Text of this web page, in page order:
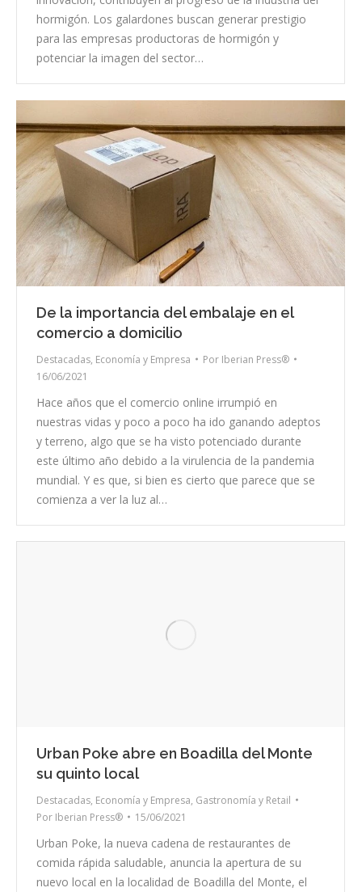
hormigón. Los galardones buscan generar prestigio
para las empresas productoras de hormigón y
potenciar la imagen del sector…
De la importancia del embalaje en el
comercio a domicilio
Destacadas, Economía y Empresa Por Iberian Press®
16/06/2021
Hace años que el comercio online irrumpió en
nuestras vidas y poco a poco ha ido ganando adeptos
y terreno, algo que se ha visto potenciado durante
este último año debido a la virulencia de la pandemia
mundial. Y es que, si bien es cierto que parece que se
comienza a ver la luz al…
Urban Poke abre en Boadilla del Monte
su quinto local
Destacadas, Economía y Empresa, Gastronomía y Retail
Por Iberian Press® 15/06/2021
Urban Poke, la nueva cadena de restaurantes de
comida rápida saludable, anuncia la apertura de su
nuevo local en la localidad de Boadilla del Monte, el